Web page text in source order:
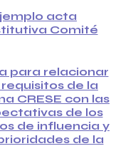
acta
Comité
para relacionar
requisitos de la
CRESE con las
de los
de influencia y
de la